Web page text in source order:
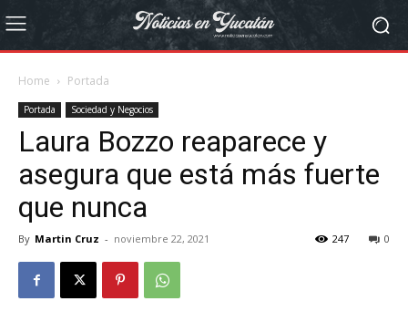
Home Portada
Portada Sociedad y Negocios
Laura Bozzo reaparece y
asegura que está más fuerte
que nunca
By Martin Cruz - noviembre 22, 2021 0
247